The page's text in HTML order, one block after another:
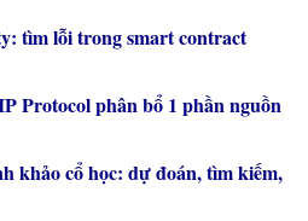
tìm lỗi trong smart contract
Protocol phân bổ 1 phần nguồn
khảo cổ học: dự đoán, tìm kiếm,